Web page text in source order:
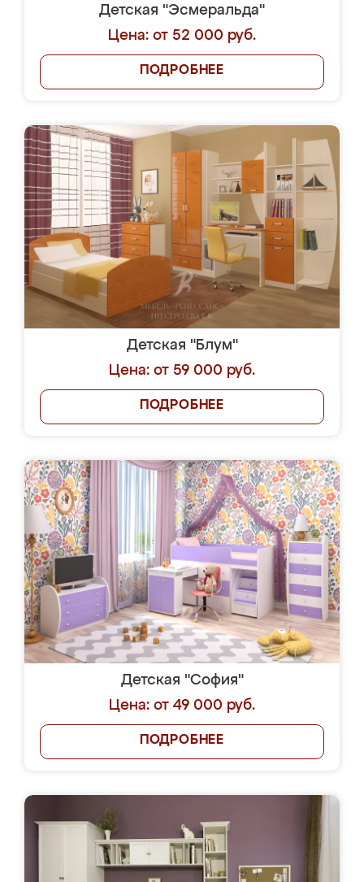
Детская "Эсмеральда"
Цена: от 52 000 руб.
ПОДРОБНЕЕ
Детская "Блум"
Цена: от 59 000 руб.
ПОДРОБНЕЕ
Детская "София"
Цена: от 49 000 руб.
ПОДРОБНЕЕ